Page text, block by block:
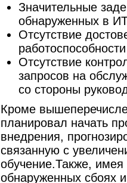
Значительные
обнаруженных в
Отсутствие
Отсутствие
запросов на
со стороны
Кроме
планировал начать
внедрения,
связанную с
обучение.Также,
обнаруженных сбоях